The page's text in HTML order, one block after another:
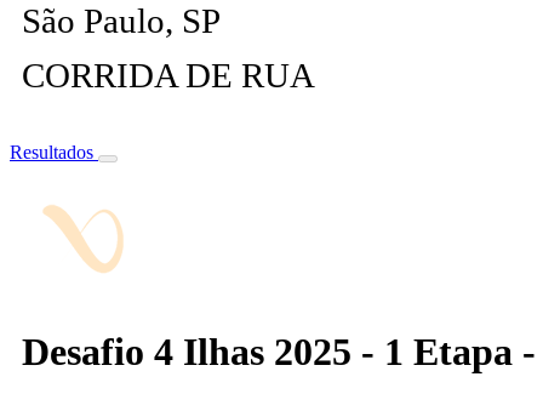
São Paulo, SP
CORRIDA DE RUA
Resultados
Desafio 4 Ilhas 2025 - 1 Etapa